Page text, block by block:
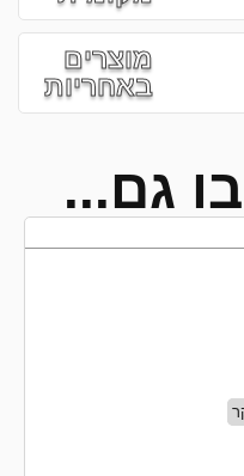
מוצרים
באחריות
גם...